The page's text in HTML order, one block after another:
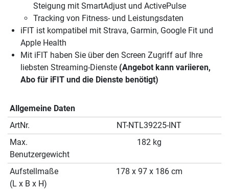
Steigung mit SmartAdjust und ActivePulse
Tracking von Fitness- und Leistungsdaten
iFIT ist kompatibel mit Strava, Garmin, Google Fit und
Apple Health
Mit iFIT haben Sie über den Screen Zugriff auf Ihre
liebsten Streaming-Dienste (Angebot kann variieren,
Abo für iFIT und die Dienste benötigt)
Allgemeine Daten
ArtNr.
NT-NTL39225-INT
Max.
Benutzergewicht
182 kg
Aufstellmaße
(L x B x H)
178 x 97 x 186 cm